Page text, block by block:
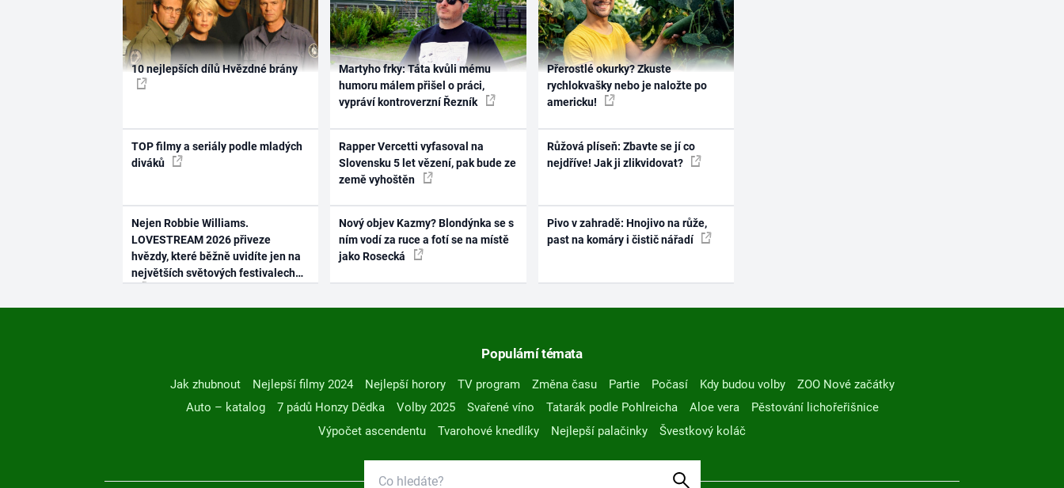
10 nejlepších dílů Hvězdné brány
TOP filmy a seriály podle mladých
diváků
Nejen Robbie Williams.
LOVESTREAM 2026 přiveze
hvězdy, které běžně uvidíte jen na
největších světových festivalech
Martyho frky: Táta kvůli mému
humoru málem přišel o práci,
vypráví kontroverzní Řezník
Rapper Vercetti vyfasoval na
Slovensku 5 let vězení, pak bude ze
země vyhoštěn
Nový objev Kazmy? Blondýnka se s
ním vodí za ruce a fotí se na místě
jako Rosecká
Přerostlé okurky? Zkuste
rychlokvašky nebo je naložte po
americku!
Růžová plíseň: Zbavte se jí co
nejdříve! Jak ji zlikvidovat?
Pivo v zahradě: Hnojivo na růže,
past na komáry i čistič nářadí
Populární témata
Jak zhubnout Nejlepší filmy 2024 Nejlepší horory TV program Změna času Partie Počasí Kdy budou volby
ZOO Nové začátky
Auto – katalog
7 pádů Honzy Dědka Volby 2025 Svařené víno Tatarák podle Pohlreicha Aloe vera
Pěstování lichořeřišnice
Výpočet ascendentu
Tvarohové knedlíky Nejlepší palačinky Švestkový koláč